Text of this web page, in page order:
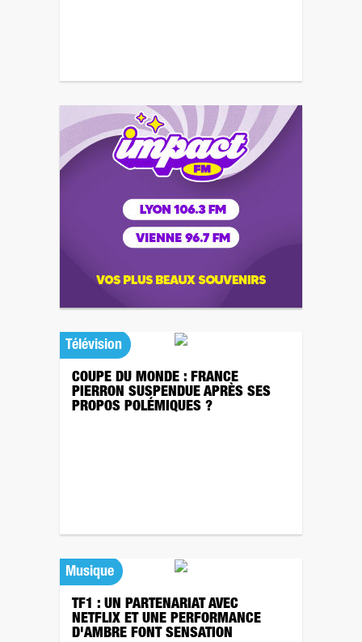
Télévision
COUPE DU MONDE : FRANCE
PIERRON SUSPENDUE APRÈS SES
PROPOS POLÉMIQUES ?
Musique
TF1 : UN PARTENARIAT AVEC
NETFLIX ET UNE PERFORMANCE
D'AMBRE FONT SENSATION